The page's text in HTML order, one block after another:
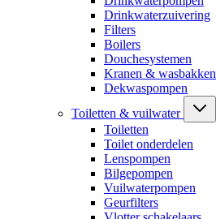
Drinkwaterzuivering
Filters
Boilers
Douchesystemen
Kranen & wasbakken
Dekwaspompen
Toiletten & vuilwater
Toiletten
Toilet onderdelen
Lenspompen
Bilgepompen
Vuilwaterpompen
Geurfilters